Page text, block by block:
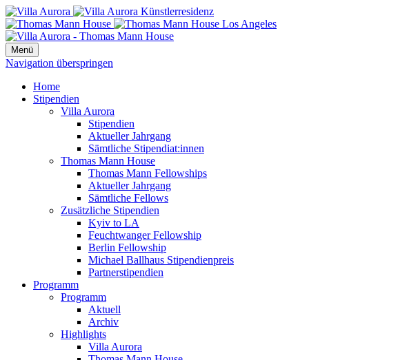
Menü
Navigation überspringen
Home
Stipendien
Villa Aurora
Stipendien
Aktueller Jahrgang
Sämtliche Stipendiat:innen
Thomas Mann House
Thomas Mann Fellowships
Aktueller Jahrgang
Sämtliche Fellows
Zusätzliche Stipendien
Kyiv to LA
Feuchtwanger Fellowship
Berlin Fellowship
Michael Ballhaus Stipendienpreis
Partnerstipendien
Programm
Programm
Aktuell
Archiv
Highlights
Villa Aurora